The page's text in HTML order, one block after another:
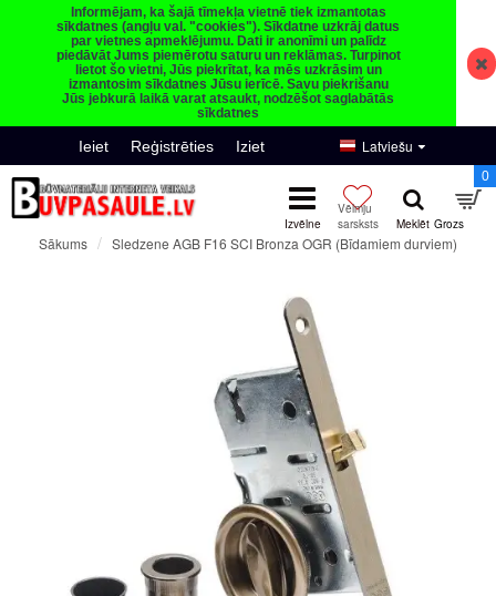
Informējam, ka šajā tīmekļa vietnē tiek izmantotas
sīkdatnes (angļu val. "cookies"). Sīkdatne uzkrāj datus
par vietnes apmeklējumu. Dati ir anonīmi un palīdz
piedāvāt Jums piemērotu saturu un reklāmas. Turpinot
lietot šo vietni, Jūs piekrītat, ka mēs uzkrāsim un
izmantosim sīkdatnes Jūsu ierīcē. Savu piekrišanu
Jūs jebkurā laikā varat atsaukt, nodzēšot saglabātās
sīkdatnes
Ieiet Reģistrēties Iziet Latviešu
0
Sākums Sledzene AGB F16 SCI Bronza OGR (Bīdamiem durviem)